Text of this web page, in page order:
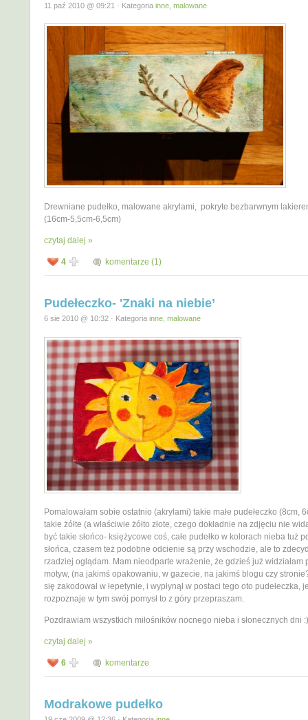
11 paź 2010 @ 09:21 · Kategoria inne malowane
Drewniane pudełko, malowane akrylami, pokryte bezbarwnym
(16cm-5,5cm-6,5cm)
czytaj dalej »
4 komentarze (1)
Pudełeczko- 'Znaki na niebie’
6 sie 2010 @ 10:32 · Kategoria inne malowane
Pomalowałam sobie ostatnio (akrylami) takie małe pudełeczko (8cm,
takie żółte (a właściwie żółto złote, czego dokładnie na zdjęciu nie
być takie słońco- księżycowe coś, całe pudełko w kolorach nieba tuż
słońca, czasem też podobne odcienie są przy wschodzie, ale to
rzadziej oglądam. Mam nieodparte wrażenie, że gdzieś już widziałam
motyw, (na jakimś opakowaniu, w gazecie, na jakimś blogu czy
się zakodował w łepetynie, i wypłynął w postaci tego oto pudełeczka,
rozpoznaje w tym swój pomysł to z góry przepraszam.
Pozdrawiam wszystkich miłośników nocnego nieba i słonecznych dni :)
czytaj dalej »
6 komentarze
Modrakowe pudełko